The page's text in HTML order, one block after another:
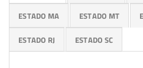
ESTADO MA ESTADO MT
ESTADO RJ ESTADO SC